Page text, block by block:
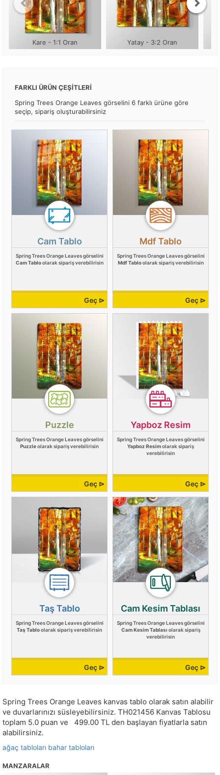
Kare - 1:1 Oran Yatay - 3:2 Oran
FARKLI ÜRÜN ÇEŞİTLERİ
Spring Trees Orange Leaves görselini 6 farklı ürüne göre
seçip, sipariş oluşturabilirsiniz
Cam Tablo
Spring Trees Orange Leaves görselini
Cam Tabloolarak sipariş verebilirisin
Geç ⊳
Mdf Tablo
Spring Trees Orange Leaves görselini
Mdf Tabloolarak sipariş verebilirisin
Geç ⊳
Puzzle
Spring Trees Orange Leaves görselini
Puzzleolarak sipariş verebilirisin
Geç ⊳
Yapboz Resim
Spring Trees Orange Leaves görselini
Yapboz Resimolarak sipariş
verebilirisin
Geç ⊳
Taş Tablo
Spring Trees Orange Leaves görselini
Taş Tabloolarak sipariş verebilirisin
Geç ⊳
Cam Kesim Tablası
Spring Trees Orange Leaves görselini
Cam Kesim Tablası olarak sipariş
verebilirisin
Geç ⊳
Spring Trees Orange Leaves kanvas tablo olarak satın alabilir
ve duvarlarınızı süsleyebilirsiniz. TH021456 Kanvas Tablosu
toplam 5.0 puan ve 499.00 TL den başlayan fiyatlarla satın
alabilirsiniz.
ağaç tabloları bahar tabloları
MANZARALAR